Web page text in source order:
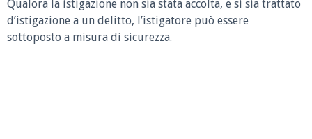
Qualora la istigazione non sia stata accolta, e si sia trattato
d’istigazione a un delitto, l’istigatore può essere
sottoposto a misura di sicurezza.